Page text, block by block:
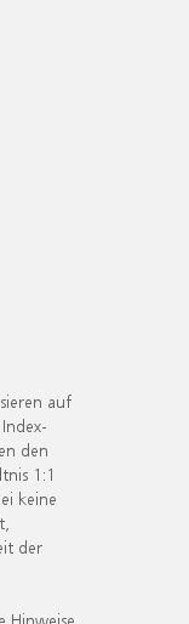
auf
den
1:1
keine
der